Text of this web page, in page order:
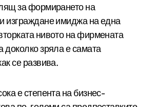
за формирането на
изграждане имиджа на една
нивото на фирмената
доколко зряла е самата
се развива.
е степента на бизнес-